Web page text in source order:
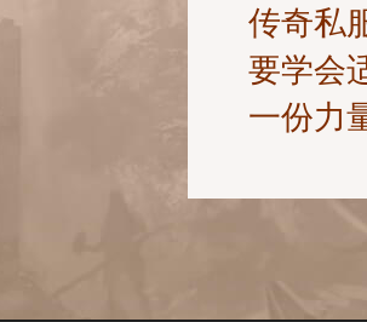
传奇私
要学会
一份力